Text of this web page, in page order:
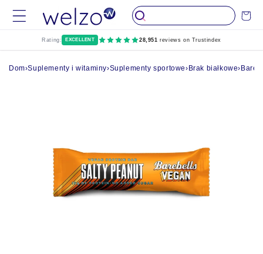
Przejdź do
treści
Wózek
Rating: EXCELLENT 28,951 reviews on Trustindex
Dom›Suplementy i witaminy›Suplementy sportowe› Brak białkowe›